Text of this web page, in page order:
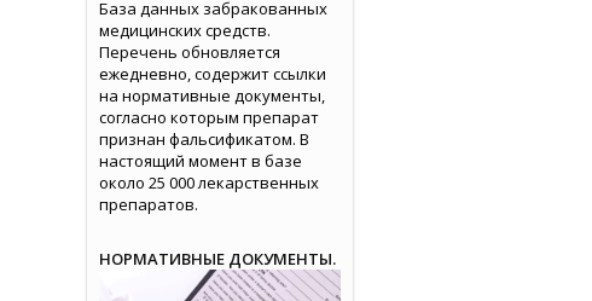
База данных забракованных
медицинских средств.
Перечень обновляется
ежедневно, содержит ссылки
на нормативные документы,
согласно которым препарат
признан фальсификатом. В
настоящий момент в базе
около 25 000 лекарственных
препаратов.
НОРМАТИВНЫЕ ДОКУМЕНТЫ.